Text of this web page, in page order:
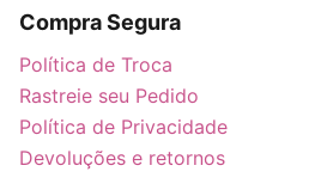
Compra Segura
Política de Troca
Rastreie seu Pedido
Política de Privacidade
Devoluções e retornos